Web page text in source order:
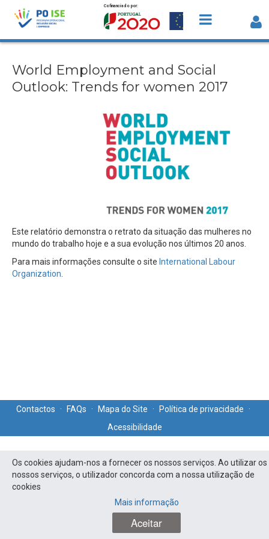
Saltar para o conteúdo
Os cookies ajudam-nos a fornecer os nossos serviços. Ao utilizar os
nossos serviços, o utilizador concorda com a nossa utilização de
cookies
Mais informação
Aceitar
Trends for women 2017
Cofinanciado por:
World Employment and Social
Outlook: Trends for women 2017
Este relatório demonstra o retrato da situação das mulheres no
mundo do trabalho hoje e a sua evolução nos últimos 20 anos.
Para mais informações consulte o site International Labour
Organization
Contactos · FAQs · Mapa do Site · Política de privacidade
·
Acessibilidade